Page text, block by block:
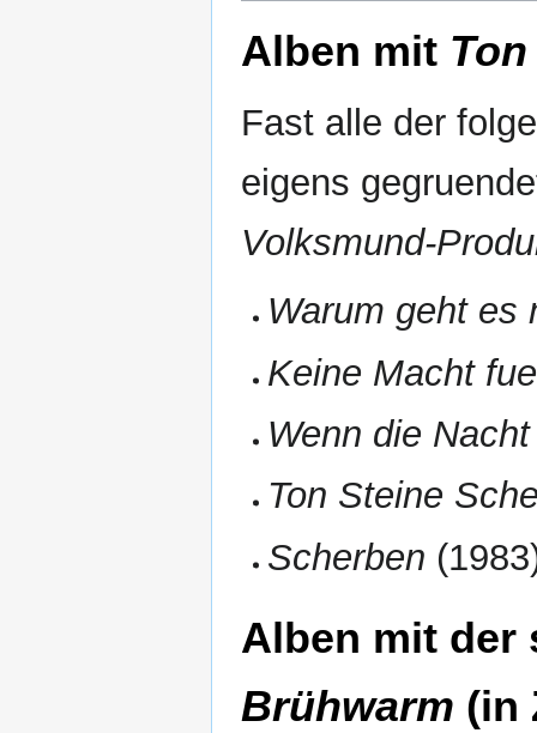
Alben mit
Fast alle der
eigens
Volksmund-
Warum geht es
Keine Macht
Wenn die
Ton Steine
Scherben
Alben mit der
Brühwarm (in